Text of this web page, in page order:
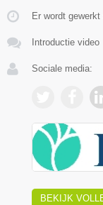
Er wordt gewerkt
Introductie video
Sociale media:
BEKIJK